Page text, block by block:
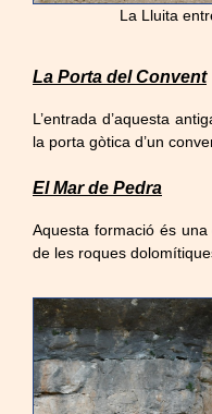
La Lluita
La Porta del Convent
L’entrada d’aquesta
la porta gòtica d’un
El Mar de Pedra
Aquesta formació és
de les roques